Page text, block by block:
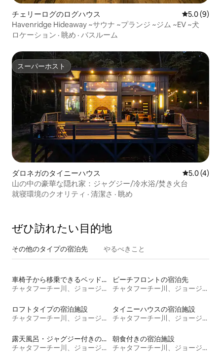
チェリーログのログハウス レビュー9
5.0 (9)
Havenridge Hideaway ~サウナ ~プランジ ~ジム ~EV ~犬
ロケーション · 眺め · バスルーム
スーパーホスト
スーパーホスト
ダロネガのタイニーハウス レビュー4
5.0 (4)
山の中の豪華な隠れ家：ジャグジー/冷水浴/焚き火台
就寝環境のクオリティ · 清潔さ · 眺め
ぜひ訪⁠れ⁠た⁠い目⁠的⁠地
その他のタ⁠イ⁠プ⁠の宿⁠泊⁠先 やるべきこと
車椅子から移乗できるベッドがある宿泊施設
チャタフーチー川、ジョージア岸
ビーチフロントの宿泊先
チャタフーチー川、ジョージア岸
ロフトタイプの宿泊施設
チャタフーチー川、ジョージア岸
タイニーハウスの宿泊施設
チャタフーチー川、ジョージア岸
露天風呂・ジャグジー付きの宿泊施設
チャタフーチー川、ジョージア岸
朝食付きの宿泊施設
チャタフーチー川、ジョージア岸